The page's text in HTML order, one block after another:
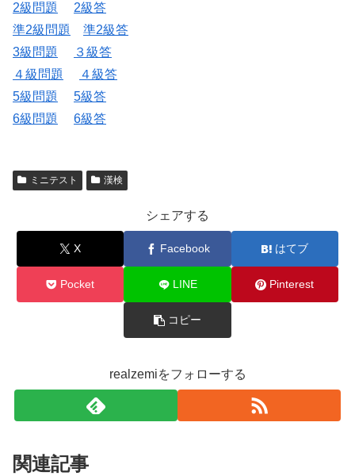
2級問題
2級答
準2級問題
準2級答
3級問題
３級答
４級問題
４級答
5級問題
5級答
6級問題
6級答
ミニテスト 漢検
シェアする
X Facebook はてブ
Pocket LINE Pinterest
コピー
realzemiをフォローする
関連記事